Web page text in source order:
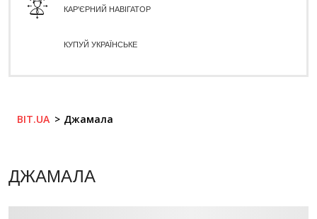
КАР'ЄРНИЙ НАВІГАТОР
КУПУЙ УКРАЇНСЬКЕ
BIT.UA Джамала
ДЖАМАЛА